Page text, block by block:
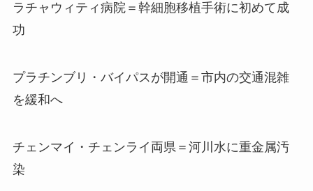
ラチャウィティ病院＝幹細胞移植手術に初めて成
功
プラチンブリ・バイパスが開通＝市内の交通混雑
を緩和へ
チェンマイ・チェンライ両県＝河川水に重金属汚
染